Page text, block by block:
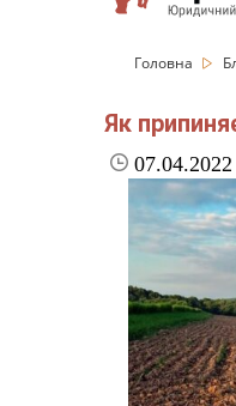
Головна
Як
07.04.2022